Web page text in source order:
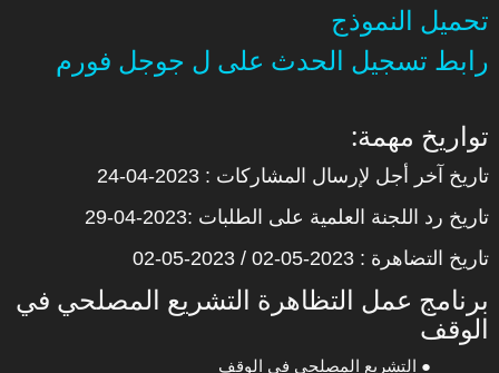
تحميل النموذج
رابط تسجيل الحدث على ل جوجل فورم
:تواريخ مهمة
تاريخ آخر أجل لإرسال المشاركات : 2023-04-24
تاريخ رد اللجنة العلمية على الطلبات :2023-04-29
تاريخ التضاهرة : 2023-05-02 / 2023-05-02
برنامج عمل التظاهرة التشريع المصلحي في
الوقف
التشريع المصلحي في الوقف ●